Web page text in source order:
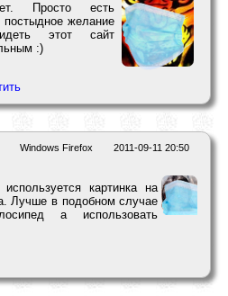
Просто есть
постыдное желание
этот сайт
:)
2011-09-11 20:50
Windows Firefox
картинка на
Лучше в подобном случае
а использовать